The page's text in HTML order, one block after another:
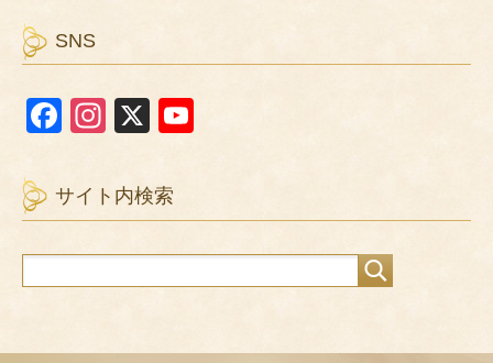
SNS
F
c
e
b
o
In
a
gr
a
m
X
T
u
b
サイト内検索